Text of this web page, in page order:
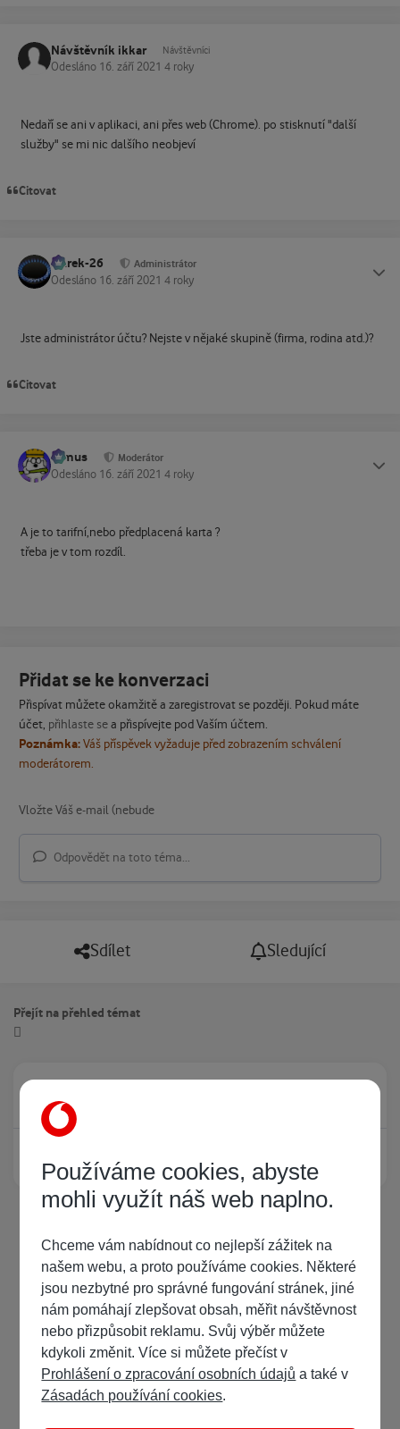
Návštěvník ikkar Návštěvníci
Odesláno 16. září 2021 4 roky
Nedaří se ani v aplikaci, ani přes web (Chrome). po stisknutí "další
služby" se mi nic dalšího neobjeví
Citovat
Marek-26 Administrátor
Odesláno 16. září 2021 4 roky
Jste administrátor účtu? Nejste v nějaké skupině (firma, rodina atd.)?
Citovat
tomus Moderátor
Odesláno 16. září 2021 4 roky
A je to tarifní,nebo předplacená karta ?
třeba je v tom rozdíl.
Přidat se ke konverzaci
Přispívat můžete okamžitě a zaregistrovat se později. Pokud máte
účet, přihlaste sea přispívejte pod Vaším účtem.
Poznámka:Váš příspěvek vyžaduje před zobrazením schválení
moderátorem.
Odpovědět na toto téma...
Sdílet Sledující
Přejít na přehled témat
Žádný registrovaný uživatel si neprohlíží tuto stránku
Používáme cookies, abyste
mohli využít náš web naplno.
Chceme vám nabídnout co nejlepší zážitek na
našem webu, a proto používáme cookies. Některé
jsou nezbytné pro správné fungování stránek, jiné
nám pomáhají zlepšovat obsah, měřit návštěvnost
nebo přizpůsobit reklamu. Svůj výběr můžete
kdykoli změnit. Více si můžete přečíst v
Prohlášení o zpracování osobních údajů a také v
Zásadách používání cookies.